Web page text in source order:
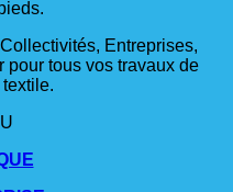
Entreprises,
pour tous vos travaux de